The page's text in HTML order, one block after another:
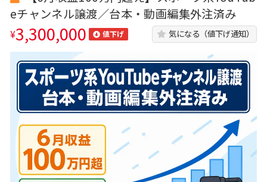
eチャンネル譲渡／台本・動画編集外注済み
¥3,300,000 値下げ 気になる（値下げ通知）